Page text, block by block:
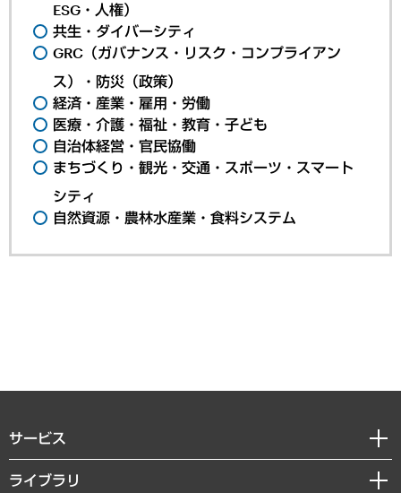
ESG・人権）
共生・ダイバーシティ
GRC（ガバナンス・リスク・コンプライアン
ス）・防災（政策）
経済・産業・雇用・労働
医療・介護・福祉・教育・子ども
自治体経営・官民協働
まちづくり・観光・交通・スポーツ・スマート
シティ
自然資源・農林水産業・食料システム
サービス
経営戦略
ライブラリ